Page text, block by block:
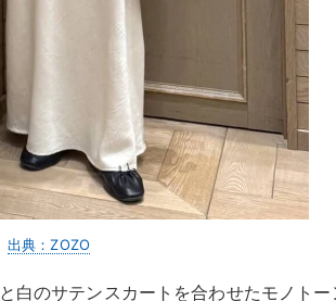
出典：ZOZO
と白のサテンスカートを合わせたモノトー